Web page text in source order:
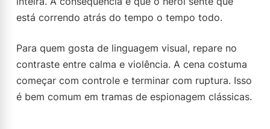
está correndo atrás do tempo o tempo todo.
Para quem gosta de linguagem visual, repare no
contraste entre calma e violência. A cena costuma
começar com controle e terminar com ruptura. Isso
é bem comum em tramas de espionagem clássicas.